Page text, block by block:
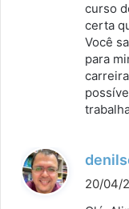
curso
certa
Você
para
20/04/